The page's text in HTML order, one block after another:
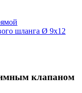
клапаном